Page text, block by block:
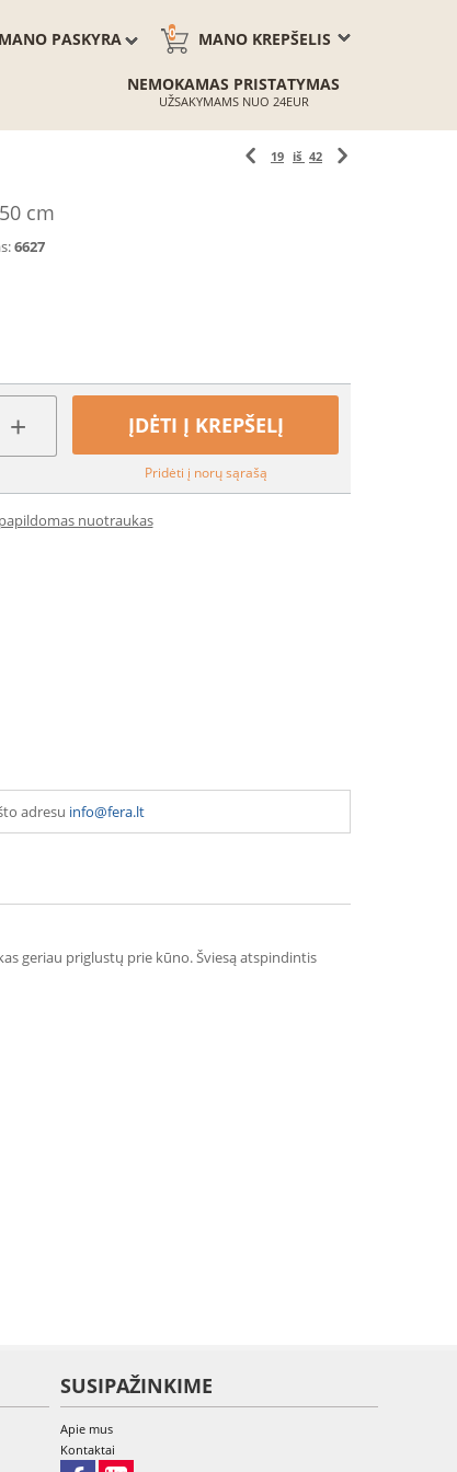
MANO KREPŠELIS
0
MANO PASKYRA
NEMOKAMAS PRISTATYMAS
UŽSAKYMAMS NUO 24EUR
19 iš 42
cm
6627
+ ĮDĖTI Į KREPŠELĮ
Pridėti į norų sąrašą
nuotraukas
adresu info@fera.lt
geriau priglustų prie kūno. Šviesą atspindintis
SUSIPAŽINKIME
Apie mus
Kontaktai